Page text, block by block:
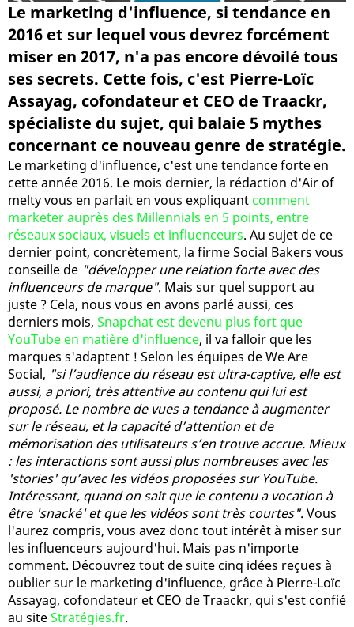
Le marketing d'influence, si tendance en
2016 et sur lequel vous devrez forcément
miser en 2017, n'a pas encore dévoilé tous
ses secrets. Cette fois, c'est Pierre-Loïc
Assayag, cofondateur et CEO de Traackr,
spécialiste du sujet, qui balaie 5 mythes
concernant ce nouveau genre de stratégie.
Le marketing d'influence, c'est une tendance forte en
cette année 2016. Le mois dernier, la rédaction d'Air of
melty vous en parlait en vous expliquant comment
marketer auprès des Millennials en 5 points, entre
réseaux sociaux, visuels et influenceurs. Au sujet de ce
dernier point, concrètement, la firme Social Bakers vous
conseille de "développer une relation forte avec des
influenceurs de marque". Mais sur quel support au
juste ? Cela, nous vous en avons parlé aussi, ces
derniers mois, Snapchat est devenu plus fort que
YouTube en matière d'influence, il va falloir que les
marques s'adaptent ! Selon les équipes de We Are
Social, "si l’audience du réseau est ultra-captive, elle est
aussi, a priori, très attentive au contenu qui lui est
proposé. Le nombre de vues a tendance à augmenter
sur le réseau, et la capacité d’attention et de
mémorisation des utilisateurs s’en trouve accrue. Mieux
: les interactions sont aussi plus nombreuses avec les
'stories' qu’avec les vidéos proposées sur YouTube.
Intéressant, quand on sait que le contenu a vocation à
être 'snacké' et que les vidéos sont très courtes". Vous
l'aurez compris, vous avez donc tout intérêt à miser sur
les influenceurs aujourd'hui. Mais pas n'importe
comment. Découvrez tout de suite cinq idées reçues à
oublier sur le marketing d'influence, grâce à Pierre-Loïc
Assayag, cofondateur et CEO de Traackr, qui s'est confié
au siteStratégies.fr.